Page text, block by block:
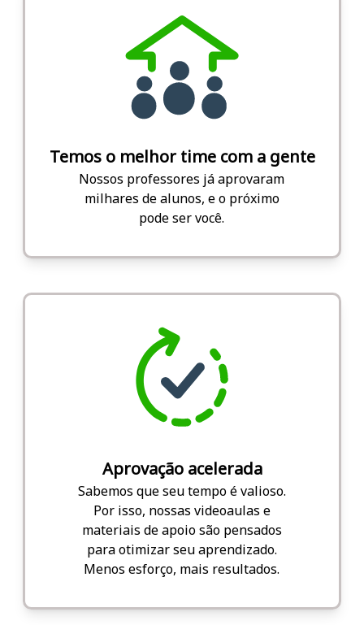
Temos o melhor time com a gente
Nossos professores já aprovaram
milhares de alunos, e o próximo
pode ser você.
Aprovação acelerada
Sabemos que seu tempo é valioso.
Por isso, nossas videoaulas e
materiais de apoio são pensados
para otimizar seu aprendizado.
Menos esforço, mais resultados.